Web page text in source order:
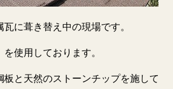
に葺き替え中の現場です。
を使用しております。
板と天然のストーンチップを施して